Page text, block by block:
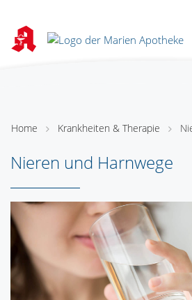
Home Krankheiten & Therapie
Nieren und Harnwege